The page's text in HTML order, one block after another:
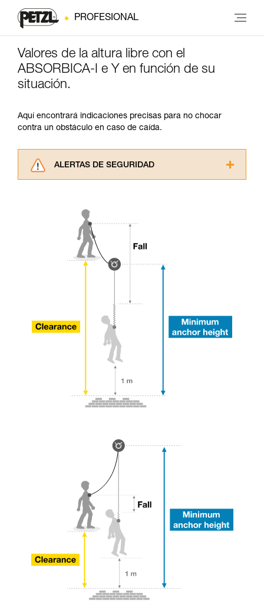
PROFESIONAL
Valores de la altura libre con el
ABSORBICA-I e Y en función de su
situación.
Aquí encontrará indicaciones precisas para no chocar
contra un obstáculo en caso de caída.
ALERTAS DE SEGURIDAD
consultarlo. Usted debe comprender la
información de la ficha técnica para poder
comprender este complemento informativo.
Dominar estas técnicas requiere una formación
y un entrenamiento específico. Confirme a
través de un profesional su capacidad para
Damos ejemplos de técnicas relacionadas con
su actividad. Pueden existir otras que no
describimos aquí.